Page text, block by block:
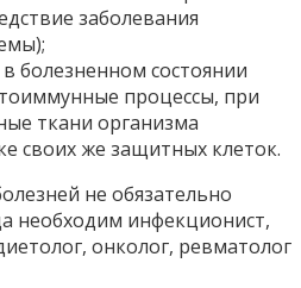
заболевания
болезненном состоянии
процессы, при
ткани организма
своих же защитных клеток.
не обязательно
необходим инфекционист,
онколог, ревматолог